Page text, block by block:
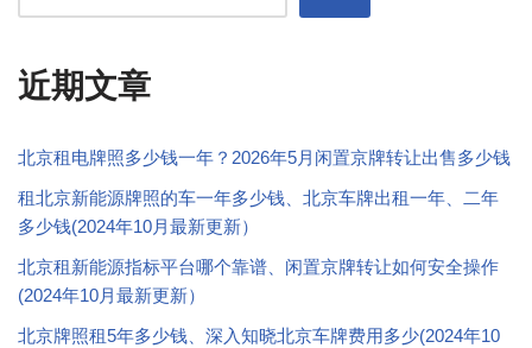
近期文章
北京租电牌照多少钱一年？2026年5月闲置京牌转让出售多少钱
租北京新能源牌照的车一年多少钱、北京车牌出租一年、二年
多少钱(2024年10月最新更新）
北京租新能源指标平台哪个靠谱、闲置京牌转让如何安全操作
(2024年10月最新更新）
北京牌照租5年多少钱、深入知晓北京车牌费用多少(2024年10